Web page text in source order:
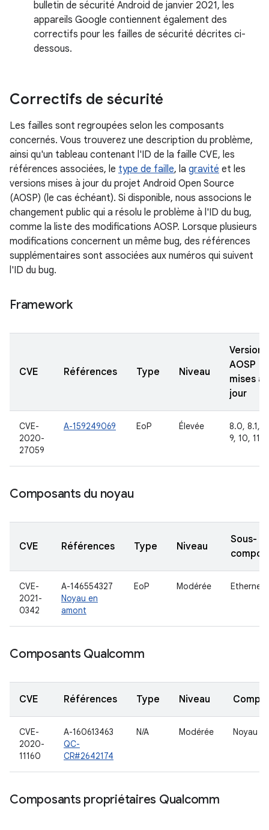
bulletin de sécurité Android de janvier 2021, les
appareils Google contiennent également des
correctifs pour les failles de sécurité décrites ci-
dessous.
Correctifs de sécurité
Les failles sont regroupées selon les composants
concernés. Vous trouverez une description du problème,
ainsi qu'un tableau contenant l'ID de la faille CVE, les
références associées, le type de faille, la gravité et les
versions mises à jour du projet Android Open Source
(AOSP) (le cas échéant). Si disponible, nous associons le
changement public qui a résolu le problème à l'ID du bug,
comme la liste des modifications AOSP. Lorsque plusieurs
modifications concernent un même bug, des références
supplémentaires sont associées aux numéros qui suivent
l'ID du bug.
Framework
CVE Références Type Niveau
Versions
AOSP
mises à
jour
CVE-
2020-
27059
A-159249069 EoP Élevée
8.0, 8.1,
9, 10, 11
Composants du noyau
CVE Références Type Niveau
Sous-
CVE-
2021-
0342
A-146554327
Noyau en
amont
EoP Modérée Ethernet
Composants Qualcomm
CVE Références Type Niveau
CVE-
2020-
11160
A-160613463
QC-
CR#2642174
N/A Modérée Noyau
Composants propriétaires Qualcomm